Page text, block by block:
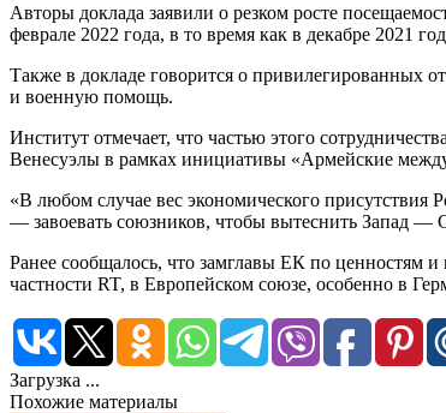
Авторы доклада заявили о резком росте
феврале 2022 года, в то время как в декабре 2021
Также в докладе говорится о привилегированных
и военную помощь.
Институт отмечает, что частью этого
Венесуэлы в рамках инициативы «Армейские
«В любом случае вес экономического
— завоевать союзников, чтобы вытеснить Запад
Ранее сообщалось, что замглавы ЕК по ценностям
частности RT, в Европейском союзе, особенно в
Загрузка ...
Похожие материалы